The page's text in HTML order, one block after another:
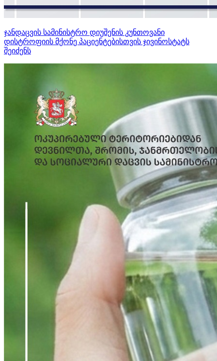
ჯანდაცვის სამინისტრო დიუშენის კუნთოვანი
დისტროფიის მქონე პაციენტებისთვის ჯივინოსტატს
შეიძენს